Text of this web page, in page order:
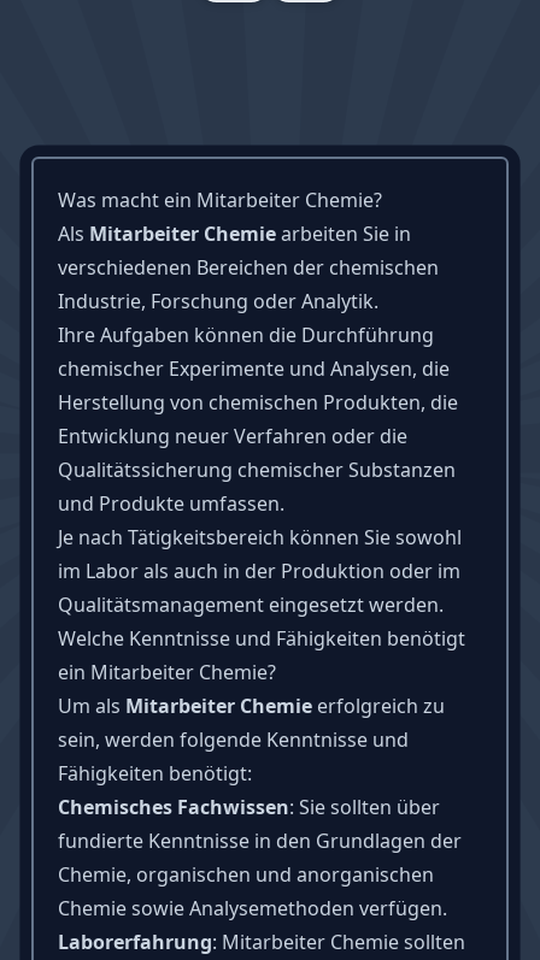
Was macht ein Mitarbeiter Chemie?
Als Mitarbeiter Chemiearbeiten Sie in
verschiedenen Bereichen der chemischen
Industrie, Forschung oder Analytik.
Ihre Aufgaben können die Durchführung
chemischer Experimente und Analysen, die
Herstellung von chemischen Produkten, die
Entwicklung neuer Verfahren oder die
Qualitätssicherung chemischer Substanzen
und Produkte umfassen.
Je nach Tätigkeitsbereich können Sie sowohl
im Labor als auch in der Produktion oder im
Qualitätsmanagement eingesetzt werden.
Welche Kenntnisse und Fähigkeiten benötigt
ein Mitarbeiter Chemie?
Um als Mitarbeiter Chemieerfolgreich zu
sein, werden folgende Kenntnisse und
Fähigkeiten benötigt:
Chemisches Fachwissen: Sie sollten über
fundierte Kenntnisse in den Grundlagen der
Chemie, organischen und anorganischen
Chemie sowie Analysemethoden verfügen.
Laborerfahrung: Mitarbeiter Chemie sollten